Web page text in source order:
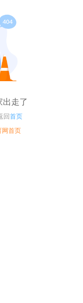
出走了
回首页
网首页